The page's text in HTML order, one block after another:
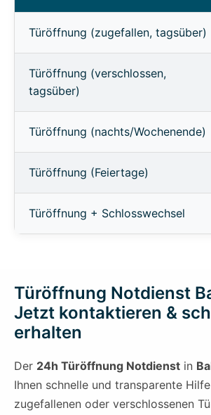
Türöffnung (zugefallen, tagsüber)
Türöffnung (verschlossen,
tagsüber)
Türöffnung (nachts/Wochenende)
Türöffnung (Feiertage)
Türöffnung + Schlosswechsel
Türöffnung Notdienst
Jetzt kontaktieren &
erhalten
Der 24h Türöffnung Notdienst in
Ihnen schnelle und transparente
zugefallenen oder verschlossenen